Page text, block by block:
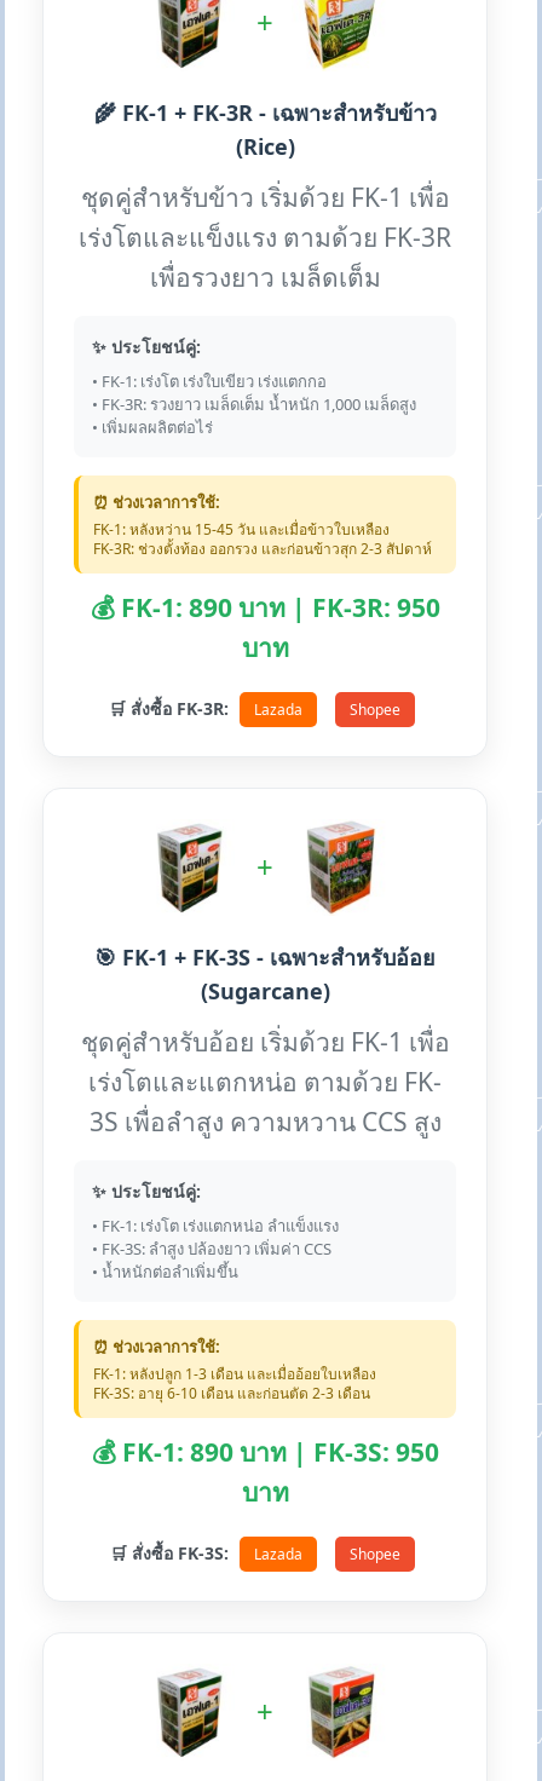
+
🌾 FK-1 + FK-3R - เฉพาะสำหรับข้าว
(Rice)
ชุดคู่สำหรับข้าว เริ่มด้วย FK-1 เพื่อ
เร่งโตและแข็งแรง ตามด้วย FK-3R
เพื่อรวงยาว เมล็ดเต็ม
✨ ประโยชน์คู่:
• FK-1: เร่งโต เร่งใบเขียว เร่งแตกกอ
• FK-3R: รวงยาว เมล็ดเต็ม น้ำหนัก 1,000 เมล็ดสูง
• เพิ่มผลผลิตต่อไร่
⏰ ช่วงเวลาการใช้:
FK-1: หลังหว่าน 15-45 วัน และเมื่อข้าวใบเหลือง
FK-3R: ช่วงตั้งท้อง ออกรวง และก่อนข้าวสุก 2-3 สัปดาห์
💰 FK-1: 890 บาท | FK-3R: 950
บาท
🛒 สั่งซื้อ FK-3R: Lazada Shopee
+
🎯 FK-1 + FK-3S - เฉพาะสำหรับอ้อย
(Sugarcane)
ชุดคู่สำหรับอ้อย เริ่มด้วย FK-1 เพื่อ
เร่งโตและแตกหน่อ ตามด้วย FK-
3S เพื่อลำสูง ความหวาน CCS สูง
✨ ประโยชน์คู่:
• FK-1: เร่งโต เร่งแตกหน่อ ลำแข็งแรง
• FK-3S: ลำสูง ปล้องยาว เพิ่มค่า CCS
• น้ำหนักต่อลำเพิ่มขึ้น
⏰ ช่วงเวลาการใช้:
FK-1: หลังปลูก 1-3 เดือน และเมื่ออ้อยใบเหลือง
FK-3S: อายุ 6-10 เดือน และก่อนตัด 2-3 เดือน
💰 FK-1: 890 บาท | FK-3S: 950
บาท
🛒 สั่งซื้อ FK-3S: Lazada Shopee
+